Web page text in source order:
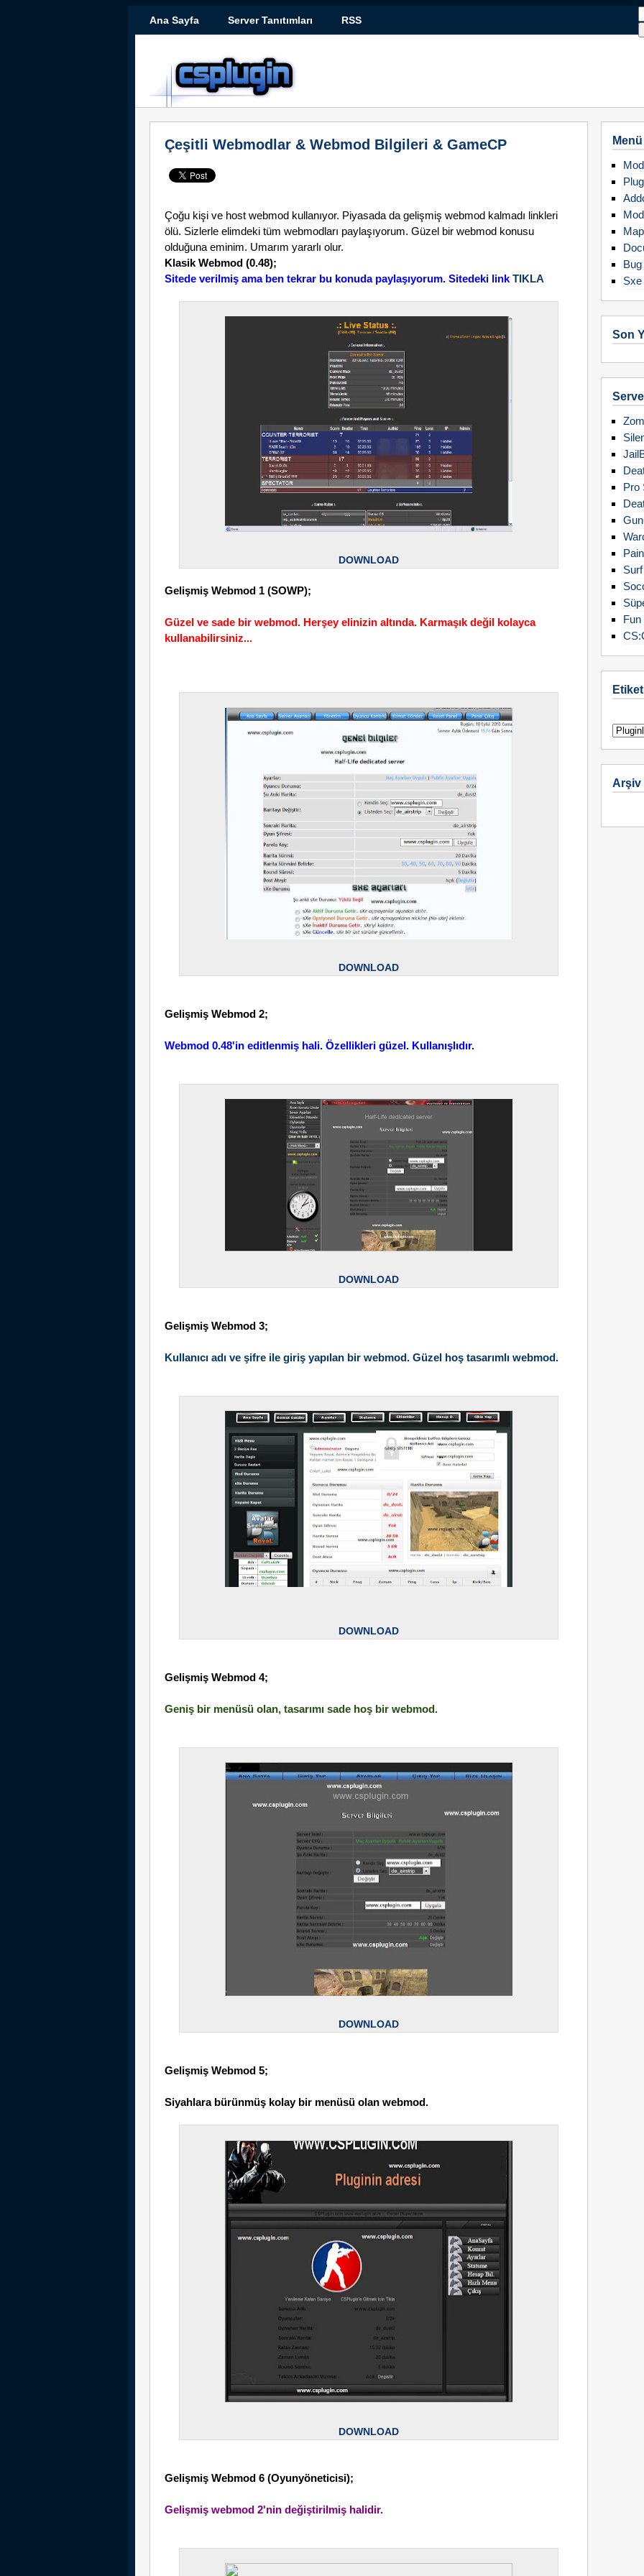
Ana Sayfa Server Tanıtımları RSS
Çeşitli Webmodlar & Webmod Bilgileri & GameCP
Çoğu kişi ve host webmod kullanıyor. Piyasada da gelişmiş webmod kalmadı linkleri
ölü. Sizlerle elimdeki tüm webmodları paylaşıyorum. Güzel bir webmod konusu
olduğuna eminim. Umarım yararlı olur.
Klasik Webmod (0.48);
Sitede verilmiş ama ben tekrar bu konuda paylaşıyorum. Sitedeki link TIKLA
DOWNLOAD
Gelişmiş Webmod 1 (SOWP);
Güzel ve sade bir webmod. Herşey elinizin altında. Karmaşık değil kolayca
kullanabilirsiniz...
DOWNLOAD
Gelişmiş Webmod 2;
Webmod 0.48'in editlenmiş hali. Özellikleri güzel. Kullanışlıdır.
DOWNLOAD
Gelişmiş Webmod 3;
Kullanıcı adı ve şifre ile giriş yapılan bir webmod. Güzel hoş tasarımlı webmod.
DOWNLOAD
Gelişmiş Webmod 4;
Geniş bir menüsü olan, tasarımı sade hoş bir webmod.
DOWNLOAD
Gelişmiş Webmod 5;
Siyahlara bürünmüş kolay bir menüsü olan webmod.
DOWNLOAD
Gelişmiş Webmod 6 (Oyunyöneticisi);
Gelişmiş webmod 2'nin değiştirilmiş halidir.
Menü
Sxe
Son
Pro
Arşiv